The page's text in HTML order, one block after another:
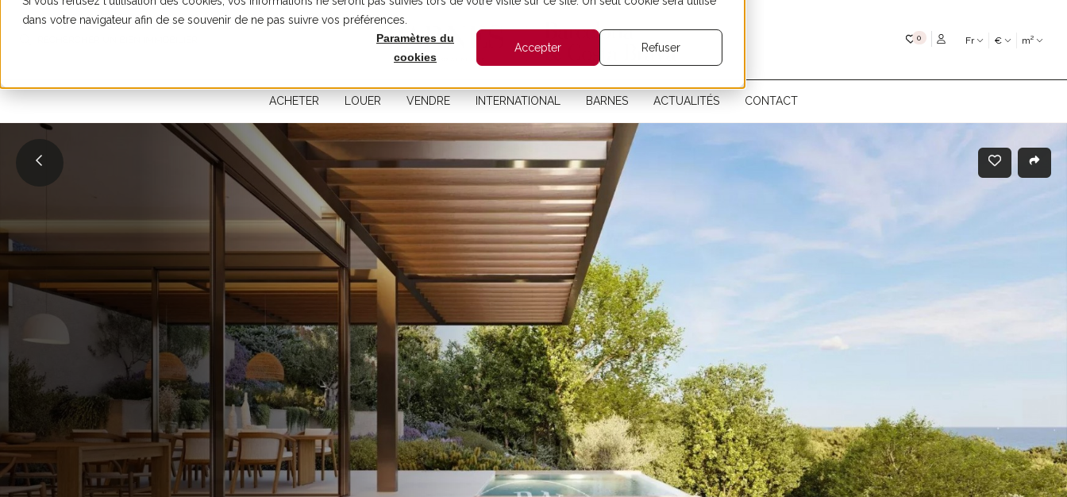
dans votre navigateur afin de se souvenir de ne pas suivre vos préférences.
Paramètres du
cookies
Accepter Refuser
0Mes favoris Fr € m²
ACHETER LOUER VENDRE INTERNATIONAL BARNES ACTUALITÉS CONTACT